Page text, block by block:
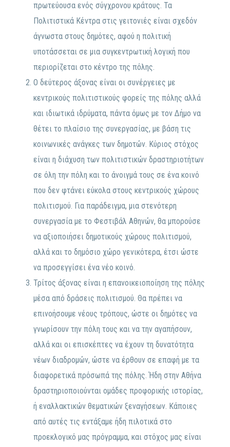
πρωτεύουσα ενός σύγχρονου κράτους. Τα
Πολιτιστικά Κέντρα στις γειτονιές είναι σχεδόν
άγνωστα στους δημότες, αφού η πολιτική
υποτάσσεται σε μια συγκεντρωτική λογική που
περιορίζεται στο κέντρο της πόλης.
Ο δεύτερος άξονας είναι οι συνέργειες με
κεντρικούς πολιτιστικούς φορείς της πόλης αλλά
και ιδιωτικά ιδρύματα, πάντα όμως με τον Δήμο να
θέτει το πλαίσιο της συνεργασίας, με βάση τις
κοινωνικές ανάγκες των δημοτών. Κύριος στόχος
είναι η διάχυση των πολιτιστικών δραστηριοτήτων
σε όλη την πόλη και το άνοιγμά τους σε ένα κοινό
που δεν φτάνει εύκολα στους κεντρικούς χώρους
πολιτισμού. Για παράδειγμα, μια στενότερη
συνεργασία με το Φεστιβάλ Αθηνών, θα μπορούσε
να αξιοποιήσει δημοτικούς χώρους πολιτισμού,
αλλά και το δημόσιο χώρο γενικότερα, έτσι ώστε
να προσεγγίσει ένα νέο κοινό.
Τρίτος άξονας είναι η επανοικειοποίηση της πόλης
μέσα από δράσεις πολιτισμού. Θα πρέπει να
επινοήσουμε νέους τρόπους, ώστε οι δημότες να
γνωρίσουν την πόλη τους και να την αγαπήσουν,
αλλά και οι επισκέπτες να έχουν τη δυνατότητα
νέων διαδρομών, ώστε να έρθουν σε επαφή με τα
διαφορετικά πρόσωπά της πόλης. Ήδη στην Αθήνα
δραστηριοποιούνται ομάδες προφορικής ιστορίας,
ή εναλλακτικών θεματικών ξεναγήσεων. Κάποιες
από αυτές τις εντάξαμε ήδη πιλοτικά στο
προεκλογικό μας πρόγραμμα, και στόχος μας είναι